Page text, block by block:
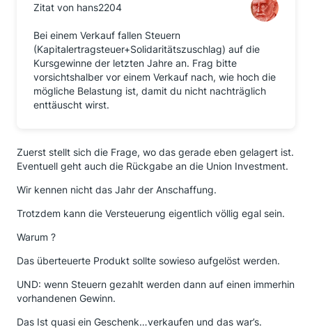
Zitat von hans2204
Bei einem Verkauf fallen Steuern
(Kapitalertragsteuer+Solidaritätszuschlag) auf die
Kursgewinne der letzten Jahre an. Frag bitte
vorsichtshalber vor einem Verkauf nach, wie hoch die
mögliche Belastung ist, damit du nicht nachträglich
enttäuscht wirst.
Zuerst stellt sich die Frage, wo das gerade eben gelagert ist.
Eventuell geht auch die Rückgabe an die Union Investment.
Wir kennen nicht das Jahr der Anschaffung.
Trotzdem kann die Versteuerung eigentlich völlig egal sein.
Warum ?
Das überteuerte Produkt sollte sowieso aufgelöst werden.
UND: wenn Steuern gezahlt werden dann auf einen immerhin
vorhandenen Gewinn.
Das Ist quasi ein Geschenk…verkaufen und das war’s.